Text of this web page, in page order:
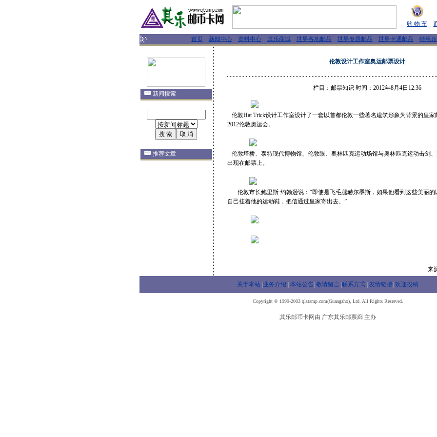
购 物 车
首页 新闻中心 资料中心 其乐商城 世界各地邮品 世界专题邮品 世界卡通邮品 特惠
新闻搜索
推荐文章
伦敦设计工作室奥运邮票设计
栏目：邮票知识 时间：2012年8月4日12:36
伦敦Hat Trick设计工作室设计了一套以首都伦敦一些著名建筑形象为背景的皇
2012伦敦奥运会。
伦敦塔桥、泰特现代博物馆、伦敦眼、奥林匹克运动场馆与奥林匹克运动击剑
出现在邮票上。
伦敦市长鲍里斯·约翰逊说：“即使是飞毛腿赫尔墨斯，如果他看到这些美丽的
自己挂着他的运动鞋，把信通过皇家寄出去。”
来
关于本站 业务介绍 本站公告 敬请留言 联系方式 友情链接 欢迎投稿
Copyright © 1999-2003 qlstamp.com(Guangzho), Ltd. All Rights Reserved.
其乐邮币卡网由 广东其乐邮票廊 主办